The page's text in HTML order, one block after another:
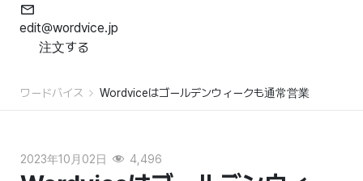
edit@wordvice.jp
注文する
ワードバイス Wordviceはゴールデンウィークも通常営業
2023年10月02日 4,496